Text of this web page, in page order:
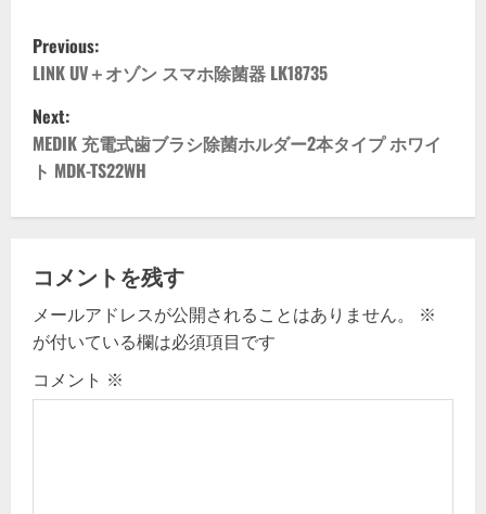
P
o
s
t
n
a
v
i
g
Previous:
LINK UV＋オゾン スマホ除菌器 LK18735
Next:
MEDIK 充電式歯ブラシ除菌ホルダー2本タイプ ホワイ
ト MDK-TS22WH
コメントを残す
メールアドレスが公開されることはありません。
※
が付いている欄は必須項目です
コメント ※